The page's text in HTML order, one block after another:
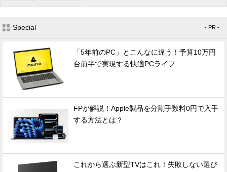
Special - PR -
「5年前のPC」とこんなに違う！予算10万円
台前半で実現する快適PCライフ
FPが解説！Apple製品を分割手数料0円で入手
する方法とは？
これから選ぶ新型TVはこれ！失敗しない選び